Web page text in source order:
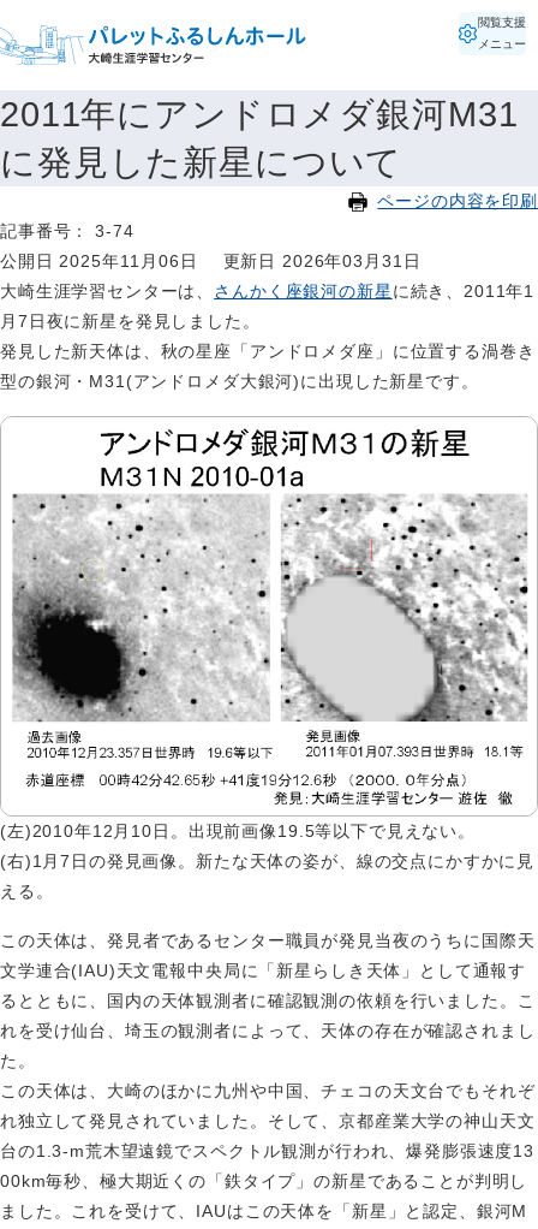
閲覧支援
メニュー
2011年にアンドロメダ銀河M31
に発見した新星について
ページの内容を印刷
記事番号： 3-74
公開日 2025年11月06日
更新日 2026年03月31日
大崎生涯学習センターは、 さんかく座銀河の新星に続き、2011年1
月7日夜に新星を発見しました。
発見した新天体は、秋の星座「アンドロメダ座」に位置する渦巻き
型の銀河・M31(アンドロメダ大銀河)に出現した新星です。
(左)2010年12月10日。出現前画像19.5等以下で見えない。
(右)1月7日の発見画像。新たな天体の姿が、線の交点にかすかに見
える。
この天体は、発見者であるセンター職員が発見当夜のうちに国際天
文学連合(IAU)天文電報中央局に「新星らしき天体」として通報す
るとともに、国内の天体観測者に確認観測の依頼を行いました。こ
れを受け仙台、埼玉の観測者によって、天体の存在が確認されまし
た。
この天体は、大崎のほかに九州や中国、チェコの天文台でもそれぞ
れ独立して発見されていました。そして、京都産業大学の神山天文
台の1.3-m荒木望遠鏡でスペクトル観測が行われ、爆発膨張速度13
00km毎秒、極大期近くの「鉄タイプ」の新星であることが判明し
ました。これを受けて、IAUはこの天体を「新星」と認定、銀河M